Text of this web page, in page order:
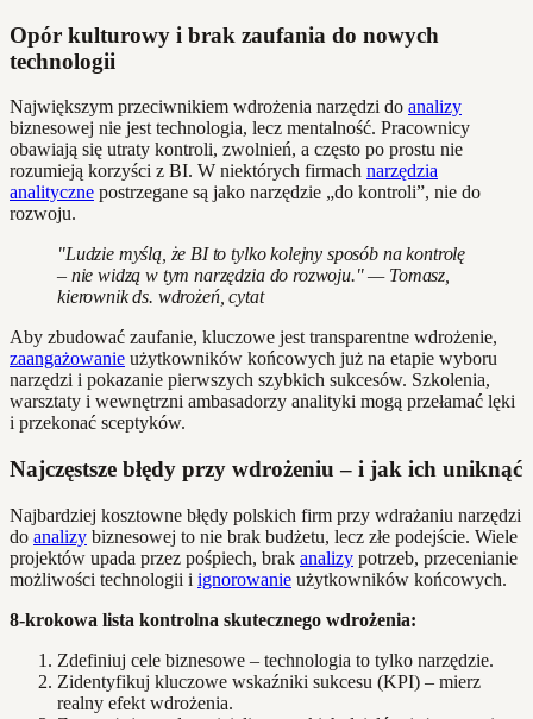
Opór kulturowy i brak zaufania do nowych
technologii
Największym przeciwnikiem wdrożenia narzędzi do analizy
biznesowej nie jest technologia, lecz mentalność. Pracownicy
obawiają się utraty kontroli, zwolnień, a często po prostu nie
rozumieją korzyści z BI. W niektórych firmach narzędzia
analityczne postrzegane są jako narzędzie „do kontroli”, nie do
rozwoju.
"Ludzie myślą, że BI to tylko kolejny sposób na kontrolę
– nie widzą w tym narzędzia do rozwoju." — Tomasz,
kierownik ds. wdrożeń, cytat
Aby zbudować zaufanie, kluczowe jest transparentne wdrożenie,
zaangażowanie użytkowników końcowych już na etapie wyboru
narzędzi i pokazanie pierwszych szybkich sukcesów. Szkolenia,
warsztaty i wewnętrzni ambasadorzy analityki mogą przełamać lęki
i przekonać sceptyków.
Najczęstsze błędy przy wdrożeniu – i jak ich uniknąć
Najbardziej kosztowne błędy polskich firm przy wdrażaniu narzędzi
do analizy biznesowej to nie brak budżetu, lecz złe podejście. Wiele
projektów upada przez pośpiech, brak analizy potrzeb, przecenianie
możliwości technologii i ignorowanie użytkowników końcowych.
8-krokowa lista kontrolna skutecznego wdrożenia:
Zdefiniuj cele biznesowe – technologia to tylko narzędzie.
Zidentyfikuj kluczowe wskaźniki sukcesu (KPI) – mierz
realny efekt wdrożenia.